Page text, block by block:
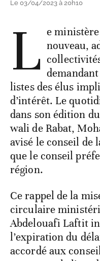
Le 03/04/2023 à 20h10
L e
nouveau,
listes des élus
d’intérêt. Le
dans son édition
wali de Rabat,
avisé le conseil de
que le conseil
région.
Ce rappel de la
circulaire
Abdelouafi Laftit
l’expiration du
accordé aux